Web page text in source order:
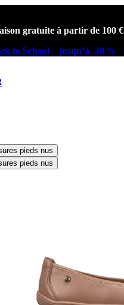
gratuite à partir de 100 €
to School – jusqu’à -30 %
pieds nus
pieds nus